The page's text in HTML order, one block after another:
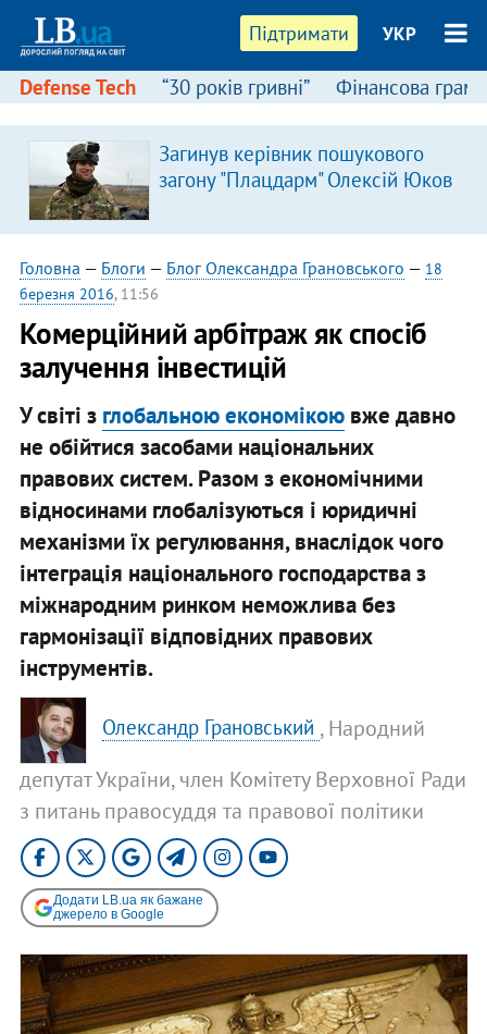
Підтримати УКР
Defense Tech “30 років гривні” Фінансова
Загинув керівник пошукового
загону "Плацдарм" Олексій Юков
Головна — Блоги — Блог Олександра Грановського — 18
березня 2016, 11:56
Комерційний арбітраж як спосіб
залучення інвестицій
У світі з глобальною економікоювже давно
не обійтися засобами національних
правових систем. Разом з економічними
відносинами глобалізуються і юридичні
механізми їх регулювання, внаслідок чого
інтеграція національного господарства з
міжнародним ринком неможлива без
гармонізації відповідних правових
інструментів.
Олександр Грановський , Народний
депутат України, член Комітету Верховної Ради
з питань правосуддя та правової політики
Додати LB.ua як бажане
джерело в Google